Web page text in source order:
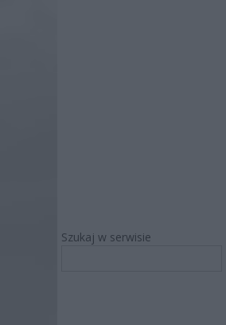
Szukaj w serwisie